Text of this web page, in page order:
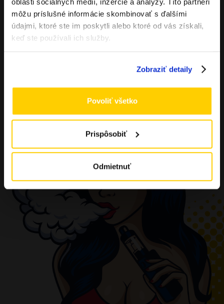
môžu príslušné informácie skombinovať s ďalšími
údajmi, ktoré ste im poskytli alebo ktoré od vás získali,
keď ste používali ich služby.
Zobraziť detaily
Povoliť všetko
Prispôsobiť
Odmietnuť
ÁNO
NIE